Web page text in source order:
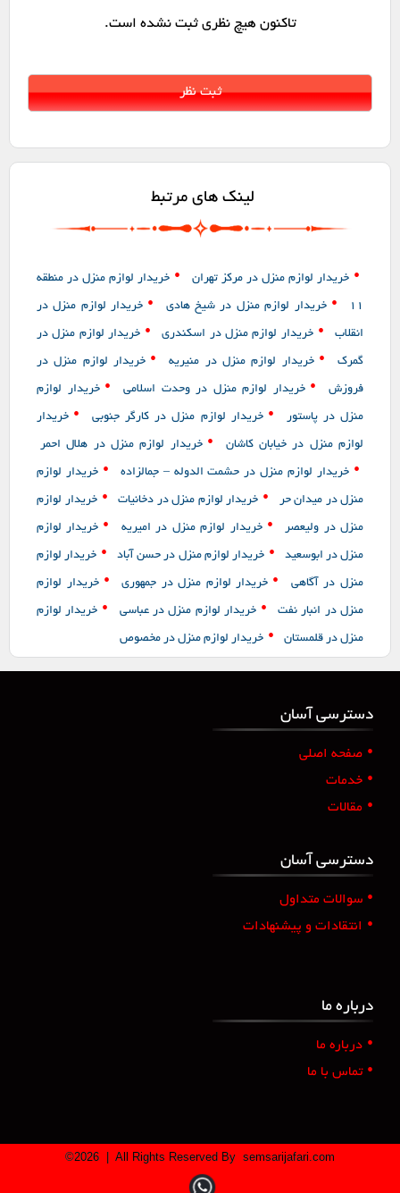
تاکنون هیچ نظری ثبت نشده است.
لینک های مرتبط
• خریدار لوازم منزل در مرکز تهران • خریدار لوازم منزل در منطقه
11
• خریدار لوازم منزل در شیخ هادی • خریدار لوازم منزل در
انقلاب • خریدار لوازم منزل در اسکندری • خریدار لوازم منزل در
گمرک • خریدار لوازم منزل در منیریه • خریدار لوازم منزل در
فروزش • خریدار لوازم منزل در وحدت اسلامی • خریدار لوازم
منزل در پاستور • خریدار لوازم منزل در کارگر جنوبی • خریدار
لوازم منزل در خیابان کاشان • خریدار لوازم منزل در هلال احمر
• خریدار لوازم منزل در حشمت الدوله – جمالزاده • خریدار لوازم
منزل در میدان حر • خریدار لوازم منزل در دخانیات • خریدار لوازم
منزل در ولیعصر • خریدار لوازم منزل در امیریه • خریدار لوازم
منزل در ابوسعید • خریدار لوازم منزل در حسن آباد • خریدار لوازم
منزل در آگاهی • خریدار لوازم منزل در جمهوری • خریدار لوازم
منزل در انبار نفت • خریدار لوازم منزل در عباسی • خریدار لوازم
منزل در قلمستان • خریدار لوازم منزل در مخصوص
دسترسی آسان
• صفحه اصلی
• خدمات
• مقالات
دسترسی آسان
• سوالات متداول
• انتقادات و پیشنهادات
درباره ما
• درباره ما
• تماس با ما
©2026 | All Rights Reserved By semsarijafari.com